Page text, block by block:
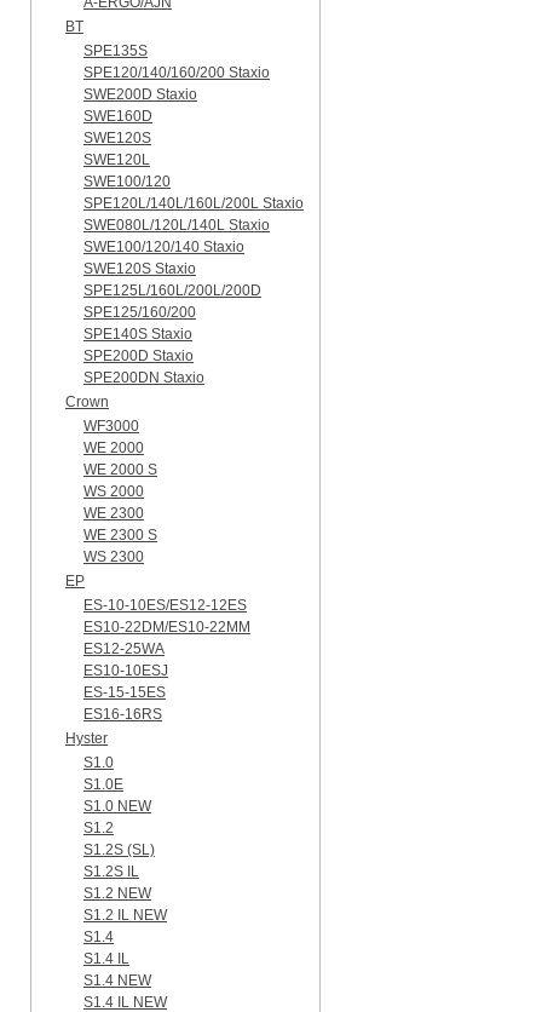
BT
SPE135S
SPE120/140/160/200 Staxio
SWE200D Staxio
SWE160D
SWE120S
SWE120L
SWE100/120
SPE120L/140L/160L/200L Staxio
SWE080L/120L/140L Staxio
SWE100/120/140 Staxio
SWE120S Staxio
SPE125L/160L/200L/200D
SPE125/160/200
SPE140S Staxio
SPE200D Staxio
SPE200DN Staxio
Crown
WF3000
WE 2000
WE 2000 S
WS 2000
WE 2300
WE 2300 S
WS 2300
EP
ES-10-10ES/ES12-12ES
ES10-22DM/ES10-22MM
ES12-25WA
ES10-10ESJ
ES-15-15ES
ES16-16RS
Hyster
S1.0
S1.0E
S1.0 NEW
S1.2
S1.2S (SL)
S1.2S IL
S1.2 NEW
S1.2 IL NEW
S1.4
S1.4 IL
S1.4 NEW
S1.4 IL NEW